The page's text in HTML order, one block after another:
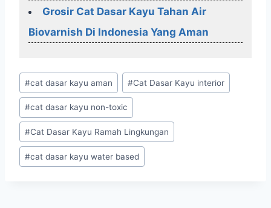
Grosir Cat Dasar Kayu Tahan Air
Biovarnish Di Indonesia Yang Aman
Post
Tags:
#cat dasar kayu aman #Cat Dasar Kayu interior
#cat dasar kayu non-toxic
#Cat Dasar Kayu Ramah Lingkungan
#cat dasar kayu water based